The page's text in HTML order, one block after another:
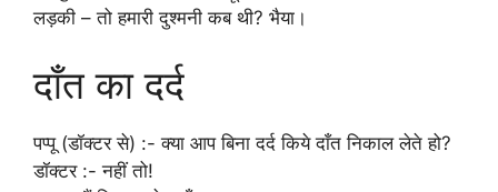
लड़की – तो हमारी दुश्मनी कब थी? भैया।
दाँत का दर्द
पप्पू (डॉक्टर से) :- क्या आप बिना दर्द किये दाँत निकाल लेते हो?
डॉक्टर :- नहीं तो!